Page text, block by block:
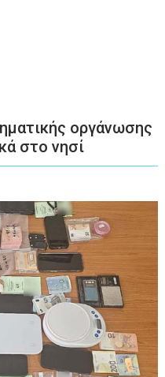
οργάνωσης
στο νησί